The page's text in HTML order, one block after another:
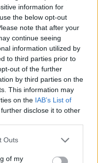
information for
the below opt-out
note that after your
continue seeing
information utilized by
to third parties prior to
out of the further
by third parties on the
This information may
on the IAB’s List of
disclose it to other
Outs
of my